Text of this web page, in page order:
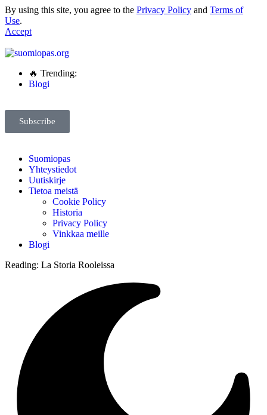
By using this site, you agree to the Privacy Policy and Terms of
Use.
Accept
🔥 Trending:
Blogi
Subscribe
Suomiopas
Yhteystiedot
Uutiskirje
Tietoa meistä
Cookie Policy
Historia
Privacy Policy
Vinkkaa meille
Blogi
Reading: La Storia Rooleissa